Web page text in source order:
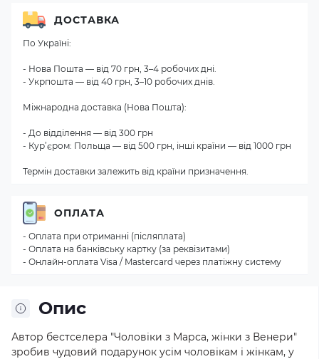
Опис
Автор бестселера "Чоловіки з Марса, жінки з Венери"
зробив чудовий подарунок усім чоловікам і жінкам, у
ДОСТАВКА
По Україні:
- Нова Пошта — від 70 грн, 3–4 робочих дні.
- Укрпошта — від 40 грн, 3–10 робочих днів.
Міжнародна доставка (Нова Пошта):
- До відділення — від 300 грн
- Кур’єром: Польща — від 500 грн, інші країни — від 1000 грн
Термін доставки залежить від країни призначення.
ОПЛАТА
- Оплата при отриманні (післяплата)
- Оплата на банківську картку (за реквізитами)
- Онлайн-оплата Visa / Mastercard через платіжну систему